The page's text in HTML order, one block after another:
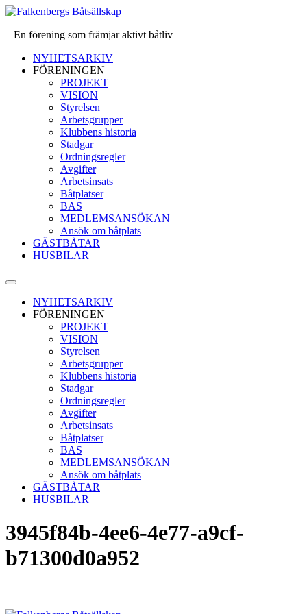
Hoppa
innehåll
– En förening som främjar aktivt båtliv –
NYHETSARKIV
FÖRENINGEN
PROJEKT
VISION
Styrelsen
Arbetsgrupper
Klubbens historia
Stadgar
Ordningsregler
Avgifter
Arbetsinsats
Båtplatser
BAS
MEDLEMSANSÖKAN
Ansök om båtplats
GÄSTBÅTAR
HUSBILAR
NYHETSARKIV
FÖRENINGEN
PROJEKT
VISION
Styrelsen
Arbetsgrupper
Klubbens historia
Stadgar
Ordningsregler
Avgifter
Arbetsinsats
Båtplatser
BAS
MEDLEMSANSÖKAN
Ansök om båtplats
GÄSTBÅTAR
HUSBILAR
3945f84b-4ee6-4e77-a9cf-
b71300d0a952